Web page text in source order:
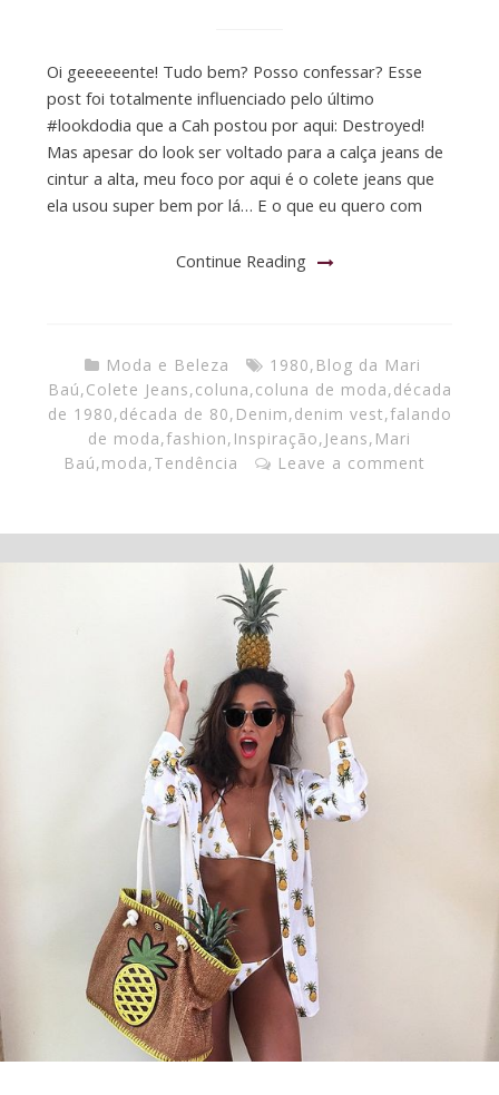
Oi geeeeeente! Tudo bem? Posso confessar? Esse
post foi totalmente influenciado pelo último
#lookdodia que a Cah postou por aqui: Destroyed!
Mas apesar do look ser voltado para a calça jeans de
cintur a alta, meu foco por aqui é o colete jeans que
ela usou super bem por lá… E o que eu quero com
Continue Reading
Moda e Beleza 1980, Blog da Mari
Baú,Colete Jeans,coluna,coluna de moda,década
de 1980,década de 80, Denim,denim vest,falando
de moda,fashion, Inspiração, Jeans, Mari
Baú,moda,Tendência Leave a comment